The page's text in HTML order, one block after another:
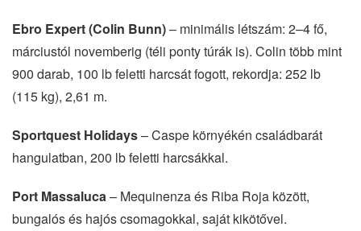
Ebro Expert (Colin Bunn)– minimális létszám: 2–4 fő,
márciustól novemberig (téli ponty túrák is). Colin több mint
900 darab, 100 lb feletti harcsát fogott, rekordja: 252 lb
(115 kg), 2,61 m.
Sportquest Holidays– Caspe környékén családbarát
hangulatban, 200 lb feletti harcsákkal.
Port Massaluca– Mequinenza és Riba Roja között,
bungalós és hajós csomagokkal, saját kikötővel.